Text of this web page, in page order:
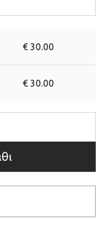
€30.00
€30.00